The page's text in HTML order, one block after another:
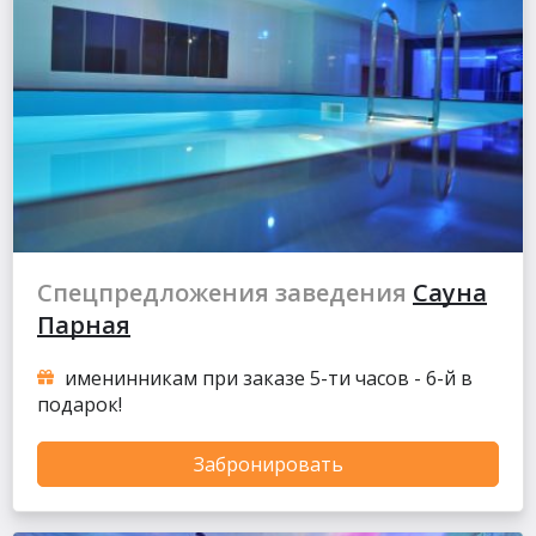
Спецпредложения заведения Сауна
Парная
именинникам при заказе 5-ти часов - 6-й в
подарок!
Забронировать